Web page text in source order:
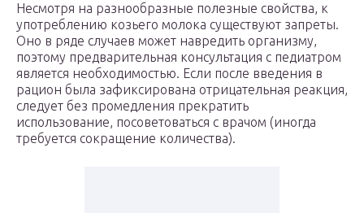
Несмотря на разнообразные полезные свойства, к
употреблению козьего молока существуют запреты.
Оно в ряде случаев может навредить организму,
поэтому предварительная консультация с педиатром
является необходимостью. Если после введения в
рацион была зафиксирована отрицательная реакция,
следует без промедления прекратить
использование, посоветоваться с врачом (иногда
требуется сокращение количества).